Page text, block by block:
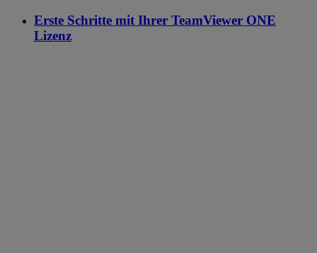
Erste Schritte mit Ihrer TeamViewer ONE
Lizenz